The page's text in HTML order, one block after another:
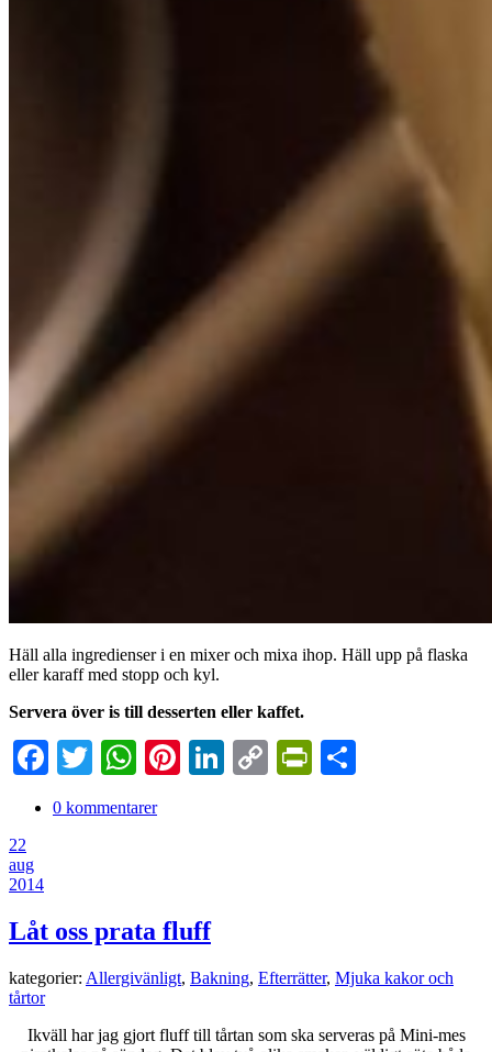
Häll alla ingredienser i en mixer och mixa ihop. Häll upp på flaska
eller karaff med stopp och kyl.
Servera över is till desserten eller kaffet.
Facebook
TwitterWhatsApp
Pinterest
LinkedIn
Copy
0 kommentarer
22
aug
2014
Låt oss prata fluff
kategorier: Allergivänligt, Bakning, Efterrätter, Mjuka kakor och
tårtor
Ikväll har jag gjort fluff till tårtan som ska serveras på Mini-mes